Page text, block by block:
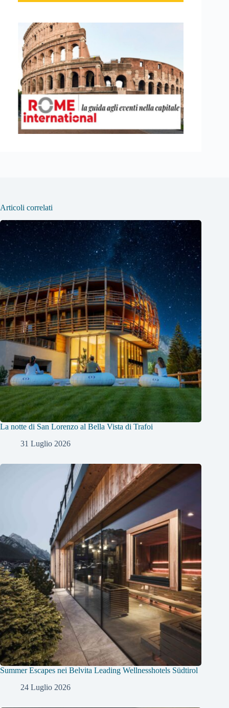
Articoli correlati
La notte di San Lorenzo al Bella Vista di Trafoi
31 Luglio 2026
Summer Escapes nei Belvita Leading Wellnesshotels Südtirol
24 Luglio 2026